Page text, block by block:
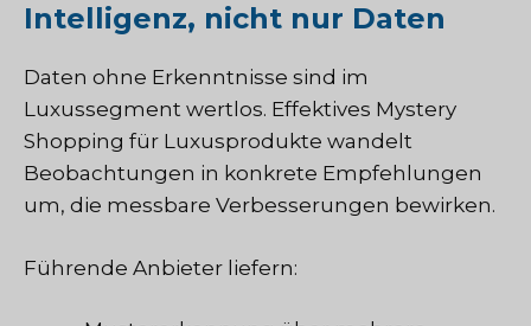
Intelligenz, nicht nur Daten
Daten ohne Erkenntnisse sind im
Luxussegment wertlos. Effektives Mystery
Shopping für Luxusprodukte wandelt
Beobachtungen in konkrete Empfehlungen
um, die messbare Verbesserungen bewirken.
Führende Anbieter liefern: